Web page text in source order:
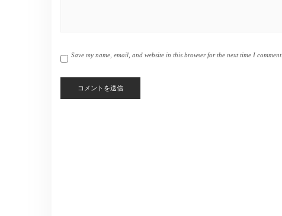
Save my name, email, and website in this browser for the next time I comment.